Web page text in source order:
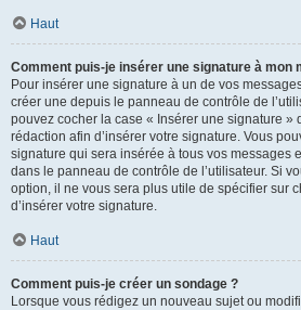
Haut
Comment puis-je insérer une signature à mon
Pour insérer une signature à un de vos
créer une depuis le panneau de contrôle de
pouvez cocher la case « Insérer une signature »
rédaction afin d’insérer votre signature. Vous
signature qui sera insérée à tous vos messages
dans le panneau de contrôle de l’utilisateur. Si
option, il ne vous sera plus utile de spécifier sur
d’insérer votre signature.
Haut
Comment puis-je créer un sondage ?
Lorsque vous rédigez un nouveau sujet ou